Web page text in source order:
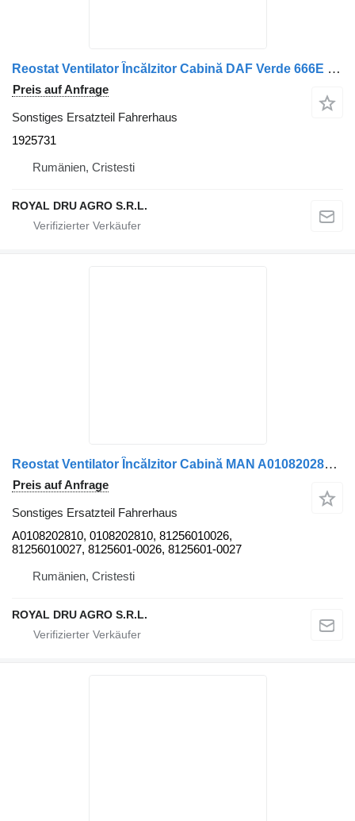
Reostat Ventilator Încălzitor Cabină DAF Verde 666E OSTH1 1925731 für LKW
Preis auf Anfrage
Sonstiges Ersatzteil Fahrerhaus
1925731
Rumänien, Cristesti
ROYAL DRU AGRO S.R.L.
Reostat Ventilator Încălzitor Cabină MAN A0108202810 für LKW
Preis auf Anfrage
Sonstiges Ersatzteil Fahrerhaus
A0108202810, 0108202810, 81256010026,
81256010027, 8125601-0026, 8125601-0027
Rumänien, Cristesti
ROYAL DRU AGRO S.R.L.